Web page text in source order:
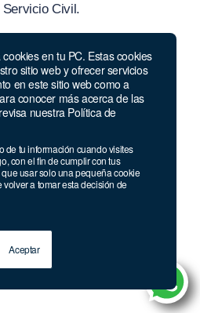
en tu PC. Estas cookies
sitio web y ofrecer servicios
en este sitio web como a
conocer más acerca de las
nuestra Política de
de tu información cuando visites
con el fin de cumplir con tus
usar solo una pequeña cookie
a tomar esta decisión de
Aceptar
Civil.
Los aspirantes a
Concurso de Méritos; deben
consideraciones, antes
inscripción;
en SIMO, en la
“, diligenciar todos los datos
denominado “
cabe precisar que el